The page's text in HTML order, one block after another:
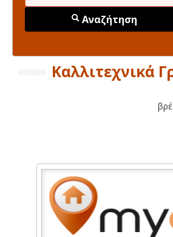
Αναζήτηση
Καλλιτεχνικά